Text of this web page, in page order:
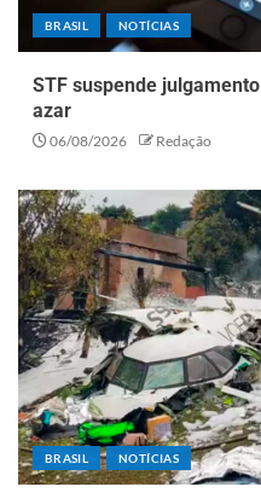
BRASIL NOTÍCIAS
STF suspende
azar
06/08/2026 Redação
BRASIL NOTÍCIAS